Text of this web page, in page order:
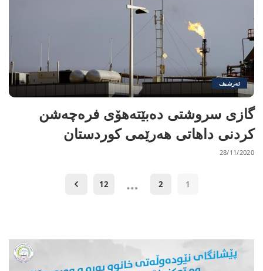
ئەرشیف
گازى سروشتى ده‌بێته‌هۆی فره‌چه‌شن
كردنی داهاتی هه‌رێمی كوردستان
28/11/2020
1
2
…
12